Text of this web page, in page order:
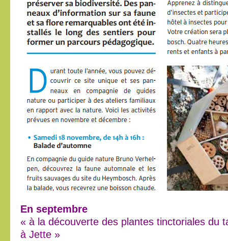
En septembre
« à la découverte des plantes tinctoriales du
à Jette »